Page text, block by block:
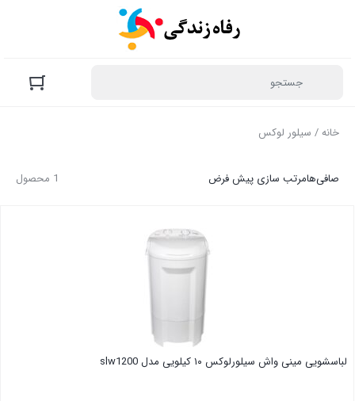
خانه/ سیلور لوکس
1 محصول صافی‌هامرتب سازی پیش فرض
لباسشویی مینی واش سیلورلوکس ۱۰ کیلویی مدل slw1200